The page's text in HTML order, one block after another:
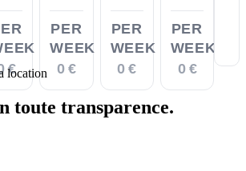
€
PER
WEEK
0 €
PER
WEEK
0 €
PER
WEEK
0 €
location
toute transparence.